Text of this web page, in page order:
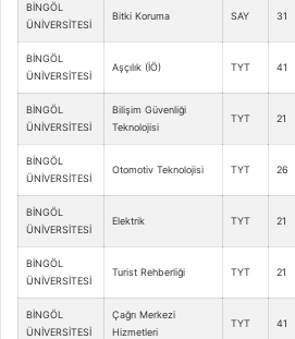
BİNGÖL
ÜNİVERSİTESİ
Bitki Koruma SAY 31
BİNGÖL
ÜNİVERSİTESİ
Aşçılık (İÖ) TYT 41
BİNGÖL
ÜNİVERSİTESİ
Bilişim Güvenliği
Teknolojisi
TYT 21
BİNGÖL
ÜNİVERSİTESİ
Otomotiv Teknolojisi TYT 26
BİNGÖL
ÜNİVERSİTESİ
Elektrik TYT 21
BİNGÖL
ÜNİVERSİTESİ
Turist Rehberliği TYT 21
BİNGÖL
ÜNİVERSİTESİ
Çağrı Merkezi
Hizmetleri
TYT 41